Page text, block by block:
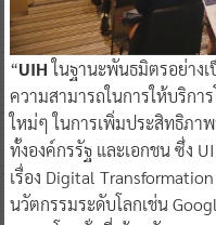
“UIHในฐานะพันธมิตรอย่าง
ความสามารถในการให้บริกา
ใหม่ๆ ในการเพิ่มประสิทธิภา
ทั้งองค์กรรัฐ และเอกชน ซึ่ง
เรื่อง Digital
นวัตกรรมระดับโลกเช่น